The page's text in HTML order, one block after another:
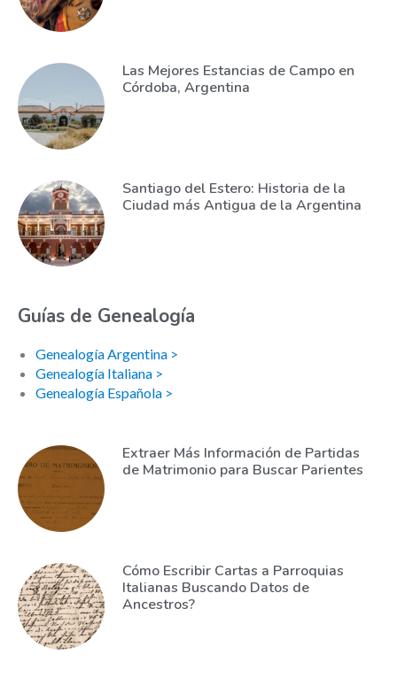
Las Mejores Estancias de Campo en
Córdoba, Argentina
Santiago del Estero: Historia de la
Ciudad más Antigua de la Argentina
Guías de Genealogía
Genealogía Argentina >
Genealogía Italiana >
Genealogía Española >
Extraer Más Información de Partidas
de Matrimonio para Buscar Parientes
Cómo Escribir Cartas a Parroquias
Italianas Buscando Datos de
Ancestros?